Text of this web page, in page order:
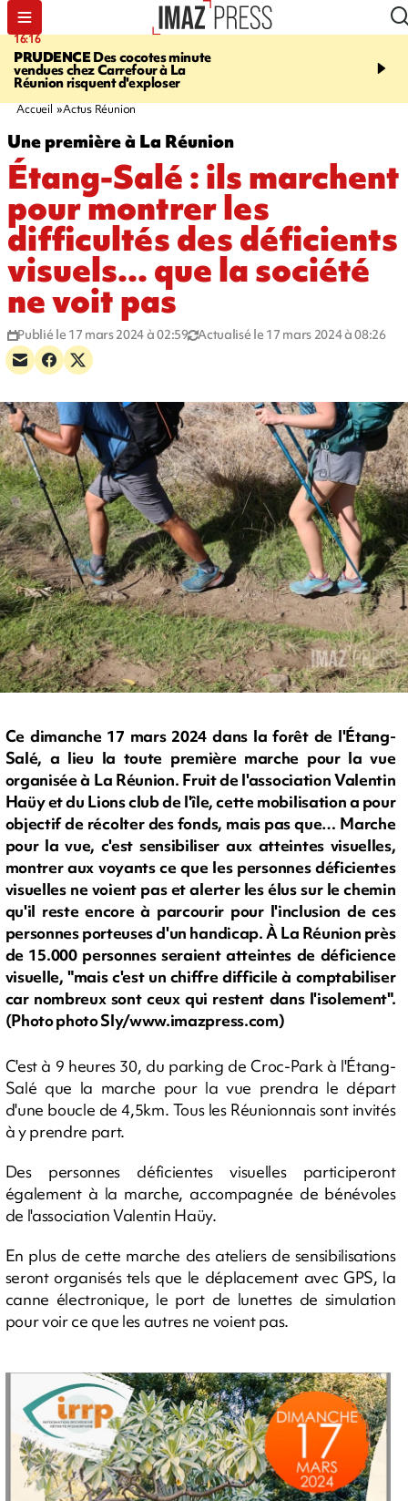
16:16
PRUDENCEDes cocotes minute
vendues chez Carrefour à La
Réunion risquent d'exploser
20:06
l'Asie, mort d'une
Accueil Actus Réunion
Une première à La Réunion
Étang-Salé : ils marchent
pour montrer les
difficultés des déficients
visuels... que la société
ne voit pas
Publié le 17 mars 2024 à 02:59 Actualisé le 17 mars 2024 à 08:26
Ce dimanche 17 mars 2024 dans la forêt de l'Étang-
Salé, a lieu la toute première marche pour la vue
organisée à La Réunion. Fruit de l'association Valentin
Haüy et du Lions club de l'île, cette mobilisation a pour
objectif de récolter des fonds, mais pas que… Marche
pour la vue, c'est sensibiliser aux atteintes visuelles,
montrer aux voyants ce que les personnes déficientes
visuelles ne voient pas et alerter les élus sur le chemin
qu'il reste encore à parcourir pour l'inclusion de ces
personnes porteuses d'un handicap. À La Réunion près
de 15.000 personnes seraient atteintes de déficience
visuelle, "mais c'est un chiffre difficile à comptabiliser
car nombreux sont ceux qui restent dans l'isolement".
(Photo photo Sly/www.imazpress.com)
C'est à 9 heures 30, du parking de Croc-Park à l'Étang-
Salé que la marche pour la vue prendra le départ
d'une boucle de 4,5km. Tous les Réunionnais sont invités
à y prendre part.
Des personnes déficientes visuelles participeront
également à la marche, accompagnée de bénévoles
de l'association Valentin Haüy.
En plus de cette marche des ateliers de sensibilisations
seront organisés tels que le déplacement avec GPS, la
canne électronique, le port de lunettes de simulation
pour voir ce que les autres ne voient pas.